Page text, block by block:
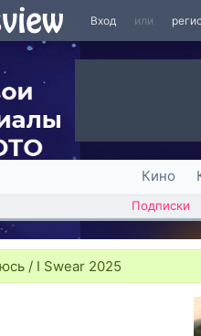
Вход или
Кино
Подписки
/ I Swear 2025